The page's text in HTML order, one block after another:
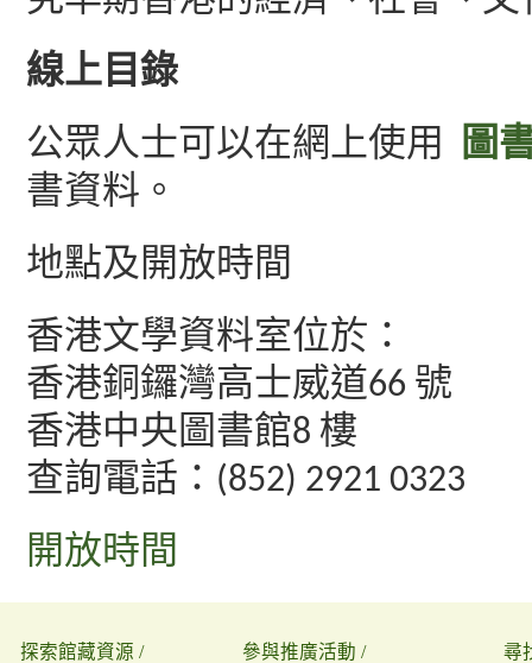
線上目錄
公眾人士可以在網上使用
圖
書資料。
地點及開放時間
香港文學資料室位於：
香港銅鑼灣高士威道66 號
香港中央圖書館8 樓
查詢電話：(852) 2921 0323
開放時間
探索館藏資源 / 參與推廣活動 / 尋